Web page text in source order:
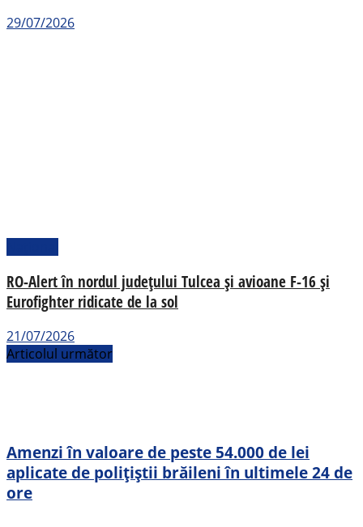
29/07/2026
RO-Alert în nordul județului Tulcea și avioane F-16 și
Eurofighter ridicate de la sol
21/07/2026
Articolul următor
Amenzi în valoare de peste 54.000 de lei
aplicate de polițiștii brăileni în ultimele 24 de
ore